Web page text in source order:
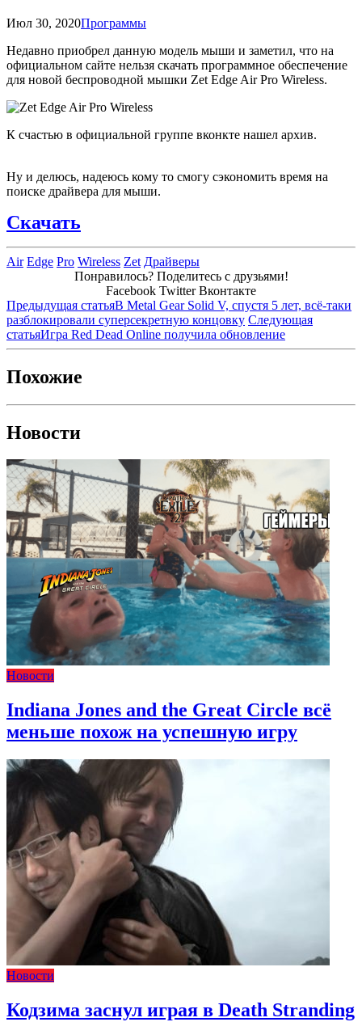
Июл 30, 2020Программы
Недавно приобрел данную модель мыши и заметил, что на
официальном сайте нельзя скачать программное обеспечение
для новой беспроводной мышки Zet Edge Air Pro Wireless.
К счастью в официальной группе вконкте нашел архив.
Ну и делюсь, надеюсь кому то смогу сэкономить время на
поиске драйвера для мыши.
Скачать
Air Edge Pro Wireless Zet Драйверы
Понравилось? Поделитесь с друзьями!
Facebook Twitter Вконтакте
Предыдущая статьяВ Metal Gear Solid V, спустя 5 лет, всё-таки
разблокировали суперсекретную концовку Следующая
статьяИгра Red Dead Online получила обновление
Похожие
Новости
Новости
Indiana Jones and the Great Circle всё
меньше похож на успешную игру
Новости
Кодзима заснул играя в Death Stranding